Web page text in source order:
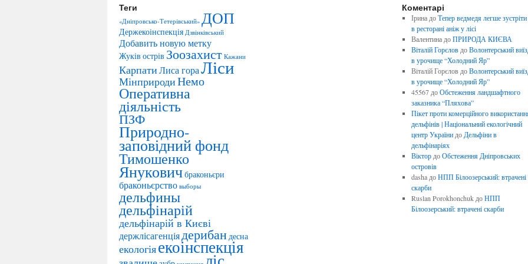
Теги
«Дніпровсько-Тетерівський» ДОП
Держекоінспекція Дзвінківський
Добавить новую метку
Жуків острів Зоозахист Кажани
КарпатиЛиса гораЛіси
МінприродиНемо
Оперативна
діяльність
ПЗФ
Природно-
заповідний фонд
Тимошенко
Януковичбраконьєри
браконьєрство выборы
дельфины
дельфінарій
дельфінарій в Києві
держлісагенціядерибандесна
екологіяекоінспекція
Коментарі
ІринадоТепер ведмедя легше зустріти
в ресторані аніж у лісі
ВалентинадоПРИРОДА КИЄВА
Віталій ГорєловдоВолонтерський
в урочище “Холодний Яр”
Віталій ГорєловдоВолонтерський
в урочище “Холодний Яр”
45567доОбстеження ландшафтного
заказника “Пляхова”
Пікет проти комерційного
дельфінів | Національний екологічний
центр Українидо Дельфіни в
дельфінаріях
ВіктордоОбстеження Дніпровських
островів
dashaдоНПП Білоозерський: втрачені
скарби
Ruslan PorokhonchukдоНПП
Білоозерський: втрачені скарби